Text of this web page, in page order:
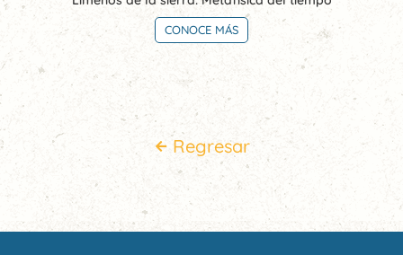
CONOCE MÁS
Regresar